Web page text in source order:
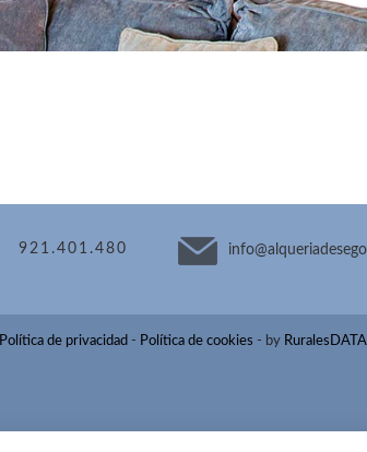
921.401.480
info@
Política de privacidad - Política de cookies - by RuralesDATA